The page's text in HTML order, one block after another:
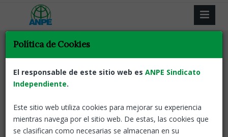
ANPE defensa el 6 % del
PIB per a l’educació al
23 Sep, 2025 ANPE-Catalunya
Política de Cookies
El responsable de este sitio web es ANPE Sindicato
Independiente.
Este sitio web utiliza cookies para mejorar su experiencia
mientras navega por el sitio web. De estas, las cookies que
se clasifican como necesarias se almacenan en su